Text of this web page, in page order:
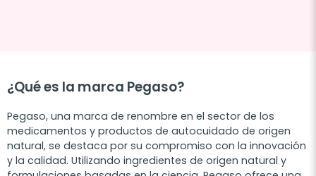
¿Qué es la marca Pegaso?
Pegaso, una marca de renombre en el sector de los
medicamentos y productos de autocuidado de origen
natural, se destaca por su compromiso con la innovación
y la calidad. Utilizando ingredientes de origen natural y